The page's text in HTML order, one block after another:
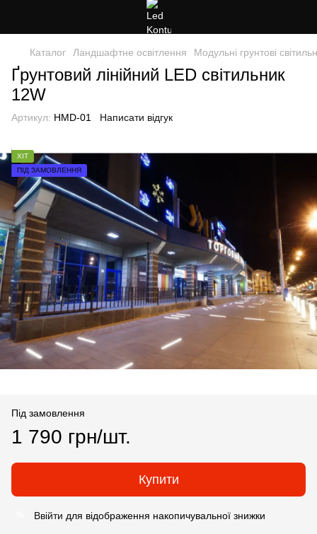
Каталог Ландшафтне освітлення Модульні грунтові
Ґрунтовий лінійний LED світильник
12W
Артикул: HMD-01 Написати відгук
ХІТ
ПІД ЗАМОВЛЕННЯ
Під замовлення
1 790 грн/шт.
Купити
Ввійти для відображення накопичувальної знижки